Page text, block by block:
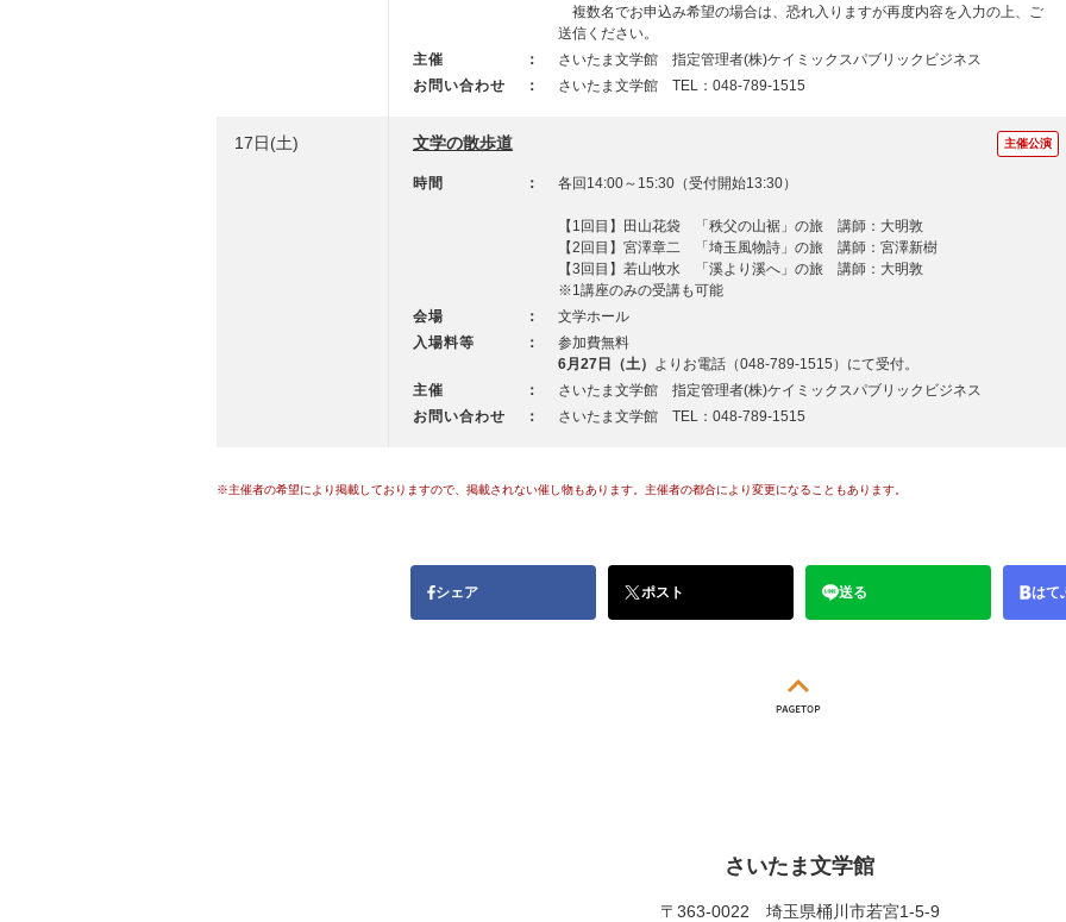
複数名でお申込み希望の場合は、恐れ入りますが再度内容を入力の上、ご
送信ください。
主催
：
さいたま文学館 指定管理者(株)ケイミックスパブリックビジネス
お問い合わせ
： さいたま文学館 TEL：048-789-1515
17日(土) 文学の散歩道 主催公演
時間 ： 各回14:00～15:30（受付開始13:30）
【1回目】田山花袋 「秩父の山裾」の旅 講師：大明敦
【2回目】宮澤章二 「埼玉風物詩」の旅 講師：宮澤新樹
【3回目】若山牧水 「溪より溪へ」の旅 講師：大明敦
※1講座のみの受講も可能
会場
：
文学ホール
入場料等
：
参加費無料
6月27日（土） よりお電話（048-789-1515）にて受付。
主催
：
さいたま文学館 指定管理者(株)ケイミックスパブリックビジネス
お問い合わせ
： さいたま文学館 TEL：048-789-1515
※主催者の希望により掲載しておりますので、掲載されない催し物もあります。主催者の都合により変更になることもあります。
シェア ポスト 送る はて
さいたま文学館
〒363-0022 埼玉県桶川市若宮1-5-9